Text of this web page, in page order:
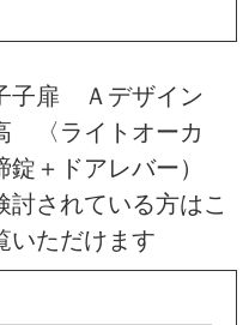
子扉 Ａデザイン
〈ライトオーカ
＋ドアレバー）
されている方はこ
いただけます